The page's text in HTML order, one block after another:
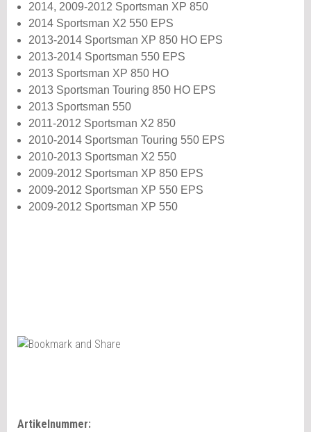
2014, 2009-2012 Sportsman XP 850
2014 Sportsman X2 550 EPS
2013-2014 Sportsman XP 850 HO EPS
2013-2014 Sportsman 550 EPS
2013 Sportsman XP 850 HO
2013 Sportsman Touring 850 HO EPS
2013 Sportsman 550
2011-2012 Sportsman X2 850
2010-2014 Sportsman Touring 550 EPS
2010-2013 Sportsman X2 550
2009-2012 Sportsman XP 850 EPS
2009-2012 Sportsman XP 550 EPS
2009-2012 Sportsman XP 550
Artikelnummer: